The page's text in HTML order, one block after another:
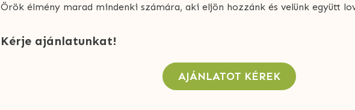
Örök élmény marad mindenki számára, aki eljön hozzánk és velünk együtt
Kérje ajánlatunkat!
AJÁNLATOT KÉREK